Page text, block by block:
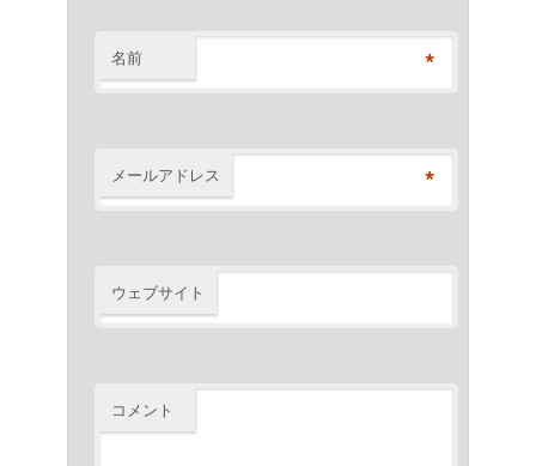
名前 *
メールアドレス *
ウェブサイト
コメント